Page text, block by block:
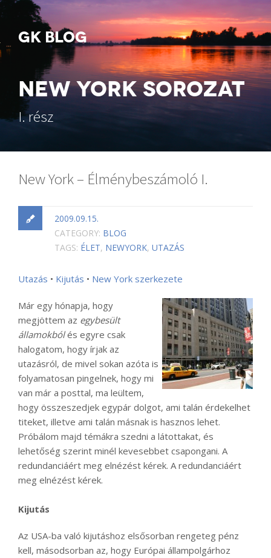
GK BLOG
NEW YORK SOROZAT
I. rész
New York – Élménybeszámoló I.
2009.09.15.
CATEGORY: BLOG
TAGS: ÉLET, NEWYORK, UTAZÁS
Utazás • Kijutás • New York szerkezete
Már egy hónapja, hogy
megjöttem az egybesült
államokbólés egyre csak
halogatom, hogy írjak az
utazásról, de mivel sokan azóta is
folyamatosan pingelnek, hogy mi
van már a posttal, ma leültem,
hogy összeszedjek egypár dolgot, ami talán érdekelhet
titeket, illetve ami talán másnak is hasznos lehet.
Próbálom majd témákra szedni a látottakat, és
lehetőség szerint minél kevesebbet csapongani. A
redundanciáért meg elnézést kérek. A redundanciáért
meg elnézést kérek.
Kijutás
Az USA-ba való kijutáshoz elsősorban rengeteg pénz
kell, másodsorban az, hogy Európai állampolgárhoz